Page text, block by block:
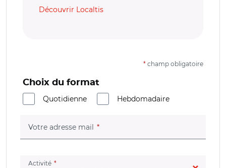
Découvrir Localtis
* champ obligatoire
Choix du format
Quotidienne
Hebdomadaire
Votre adresse mail (champ obligatoire)
Activité (champ obligatoire)